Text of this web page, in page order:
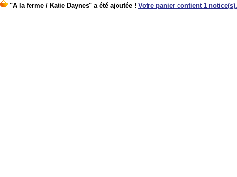
"A la ferme / Katie Daynes" a été ajoutée ! Votre panier contient 1 notice(s).